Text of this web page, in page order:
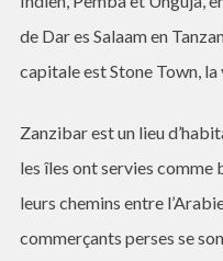
de Dar es Salaam en
capitale est Stone Town,
Zanzibar est un lieu
les îles ont servies comme
leurs chemins entre
commerçants perses se